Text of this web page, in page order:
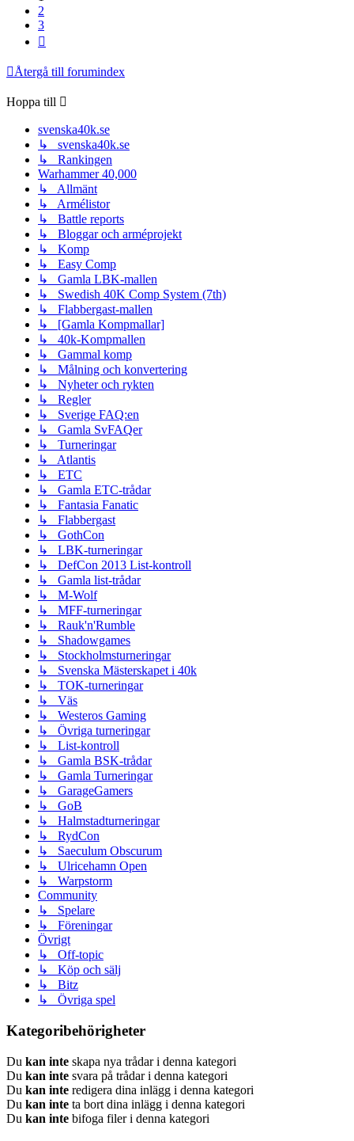
2
3
Återgå till forumindex
Hoppa till
svenska40k.se
↳ svenska40k.se
↳ Rankingen
Warhammer 40,000
↳ Allmänt
↳ Armélistor
↳ Battle reports
↳ Bloggar och arméprojekt
↳ Komp
↳ Easy Comp
↳ Gamla LBK-mallen
↳ Swedish 40K Comp System (7th)
↳ Flabbergast-mallen
↳ [Gamla Kompmallar]
↳ 40k-Kompmallen
↳ Gammal komp
↳ Målning och konvertering
↳ Nyheter och rykten
↳ Regler
↳ Sverige FAQ:en
↳ Gamla SvFAQer
↳ Turneringar
↳ Atlantis
↳ ETC
↳ Gamla ETC-trådar
↳ Fantasia Fanatic
↳ Flabbergast
↳ GothCon
↳ LBK-turneringar
↳ DefCon 2013 List-kontroll
↳ Gamla list-trådar
↳ M-Wolf
↳ MFF-turneringar
↳ Rauk'n'Rumble
↳ Shadowgames
↳ Stockholmsturneringar
↳ Svenska Mästerskapet i 40k
↳ TOK-turneringar
↳ Väs
↳ Westeros Gaming
↳ Övriga turneringar
↳ List-kontroll
↳ Gamla BSK-trådar
↳ Gamla Turneringar
↳ GarageGamers
↳ GoB
↳ Halmstadturneringar
↳ RydCon
↳ Saeculum Obscurum
↳ Ulricehamn Open
↳ Warpstorm
Community
↳ Spelare
↳ Föreningar
Övrigt
↳ Off-topic
↳ Köp och sälj
↳ Bitz
↳ Övriga spel
Kategoribehörigheter
Du kan inte skapa nya trådar i denna kategori
Du kan inte svara på trådar i denna kategori
Du kan inte redigera dina inlägg i denna kategori
Du kan inte ta bort dina inlägg i denna kategori
Du kan inte bifoga filer i denna kategori